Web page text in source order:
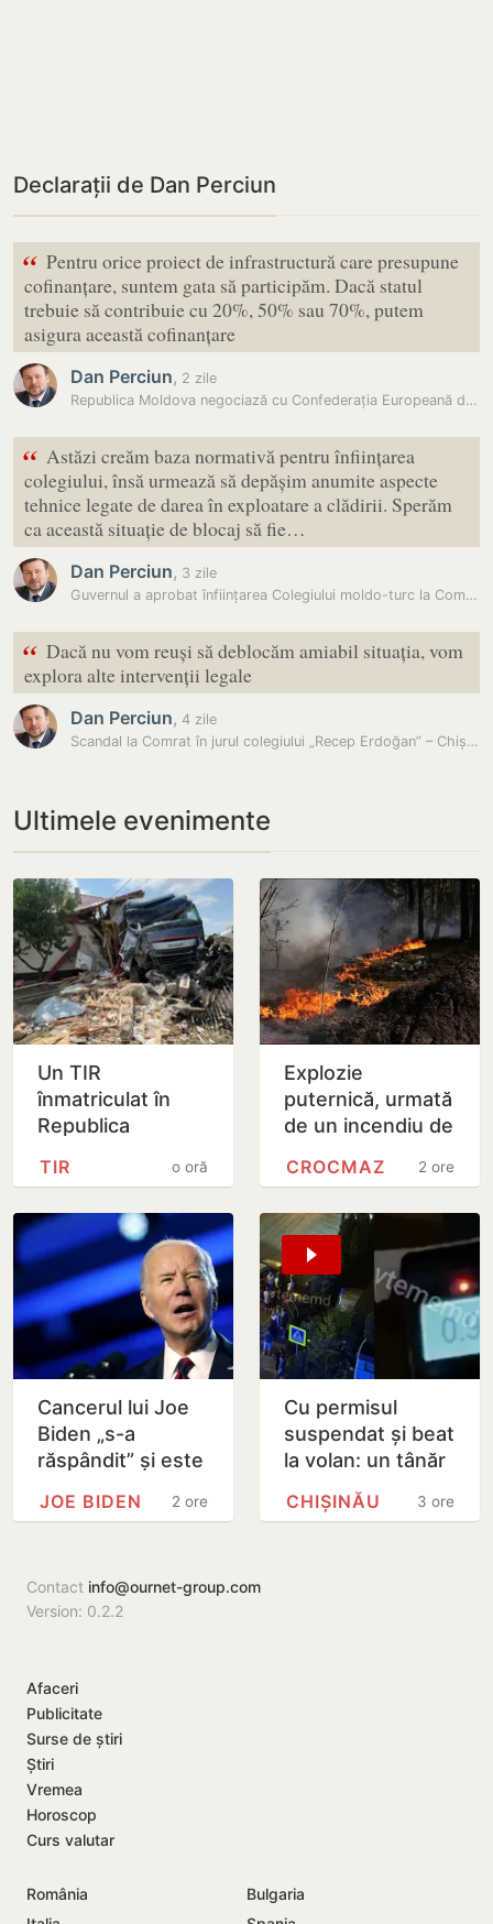
Declarații de Dan Perciun
“ Pentru orice proiect de infrastructură care presupune
cofinanțare, suntem gata să participăm. Dacă statul
trebuie să contribuie cu 20%, 50% sau 70%, putem
asigura această cofinanțare
Dan Perciun, 2 zile
Republica Moldova negociază cu Confederația Europeană de Volei…
“ Astăzi creăm baza normativă pentru înființarea
colegiului, însă urmează să depășim anumite aspecte
tehnice legate de darea în exploatare a clădirii. Sperăm
ca această situație de blocaj să fie…
Dan Perciun, 3 zile
Guvernul a aprobat înființarea Colegiului moldo-turc la Comrat
“ Dacă nu vom reuși să deblocăm amiabil situația, vom
explora alte intervenții legale
Dan Perciun, 4 zile
Scandal la Comrat în jurul colegiului „Recep Erdoğan” – Chișinăul…
Ultimele evenimente
Un TIR
înmatriculat în
Republica
în două gospodării
Șoferul a ajuns
la…
o oră
TIR
Explozie
puternică, urmată
de un incendiu de
Crocmaz, raionul
2 ore
CROCMAZ
Cancerul lui Joe
Biden „s-a
răspândit” și este
dezvăluie fiul său
2 ore
JOE BIDEN
Cu permisul
suspendat și beat
la volan: un tânăr
de 22 de ani,
reținut după un3 ore
CHIȘINĂU
Contact info@ournet-group.com
Version: 0.2.2
Afaceri
Publicitate
Surse de știri
Știri
Vremea
Horoscop
Curs valutar
România
Bulgaria